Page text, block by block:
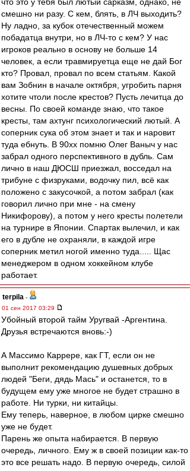
смешно ни разу. С кем, блять, в ЛЧ выходить?
Ну ладно, за кубок отечественный можем
побадатца внутри, но в ЛЧ-то с кем? У нас
игроков реально в основу не больше 14
человек, а если травмируетца еще не дай Бог
кто? Провал, провал по всем статьям. Какой
вам Зобнин в начале октября, угробить парня
хотите чтоли после крестов? Пусть лечитца до
весны. По своей команде знаю, что такое
кресты, там ахтунг психологический лютый. А
соперник сука об этом знает и так и наровит
туда ебнуть. В 90хх помню Олег Ваныч у нас
забрал одного перспективного в дубль. Сам
лично в наш ДЮСШ приезжал, восседал на
трибуне с физруками, водочку пил, всё как
положено с закусочкой, а потом забрал (как
говорил лично при мне - на смену
Никифорову), а потом у него кресты полетели
на турнире в Японии. Спартак вылечил, и как
его в дубле не охраняли, в каждой игре
соперник метил ногой именно туда..... Щас
менеджером в одном хоккейном клубе
работает.
terpila -
01 сен 2017 03:29
Убойный второй тайм Уругвай -Аргентина.
Друзья встречаются вновь:-)
А Массимо Каррере, как ГТ, если он не
выполнит рекомендацию душевных добрых
людей "Беги, дядь Мась" и останется, то в
будущем ему уже многое не будет страшно в
работе. Ни турки, ни китайцы.
Ему теперь, наверное, в любом цирке смешно
уже не будет.
Парень же опыта набирается. В первую
очередь, личного. Ему ж в своей позиции как-то
это все решать надо. В первую очередь, силой